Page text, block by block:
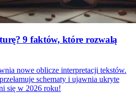
9 faktów, które rozwalą
nowe oblicze interpretacji tekstów.
schematy i ujawnia ukryte
się w 2026 roku!